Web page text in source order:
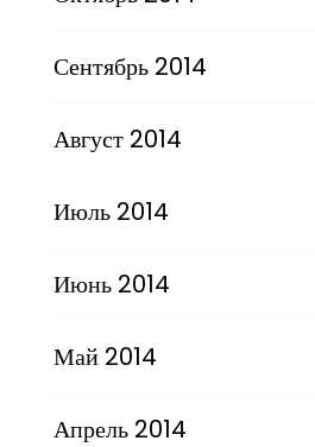
Сентябрь 2014
Август 2014
Июль 2014
Июнь 2014
Май 2014
Апрель 2014